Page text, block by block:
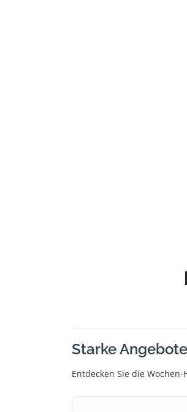
Starke
Entdecken Sie die